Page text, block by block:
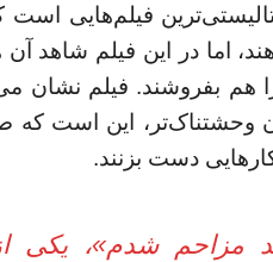
فیلم‌هایی است
اما در این فیلم شاهد آن
هم بفروشند. فیلم نشان
وحشتناک‌تر، این است که
دست بزنند.
مزاحم شدم»، یکی